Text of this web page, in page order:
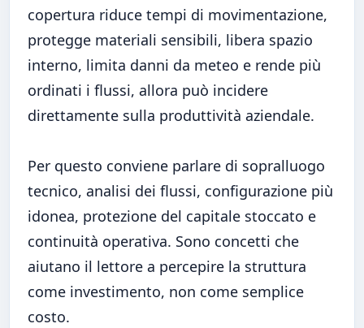
copertura riduce tempi di movimentazione,
protegge materiali sensibili, libera spazio
interno, limita danni da meteo e rende più
ordinati i flussi, allora può incidere
direttamente sulla produttività aziendale.
Per questo conviene parlare di sopralluogo
tecnico, analisi dei flussi, configurazione più
idonea, protezione del capitale stoccato e
continuità operativa. Sono concetti che
aiutano il lettore a percepire la struttura
come investimento, non come semplice
costo.